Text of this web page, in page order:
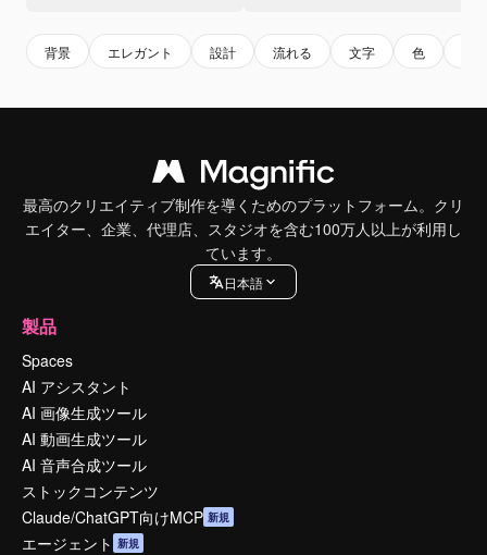
背景 エレガント 設計 流れる 文字 色
最高のクリエイティブ制作を導くためのプラットフォーム。クリ
エイター、企業、代理店、スタジオを含む100万人以上が利用し
ています。
日本語
製品
Spaces
AI アシスタント
AI 画像生成ツール
AI 動画生成ツール
AI 音声合成ツール
ストックコンテンツ
Claude/ChatGPT向けMCP 新規
エージェント 新規